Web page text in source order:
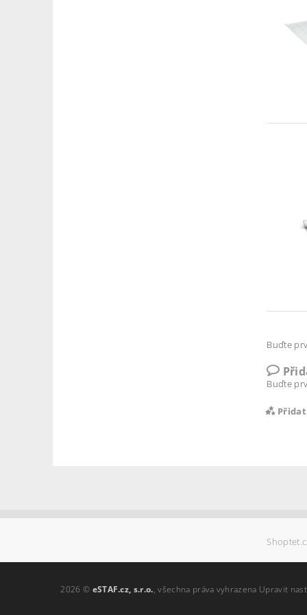
Buďte
Buďte
2026 © eSTAF.cz, s.r.o., všechna práva vyhrazena Upravit